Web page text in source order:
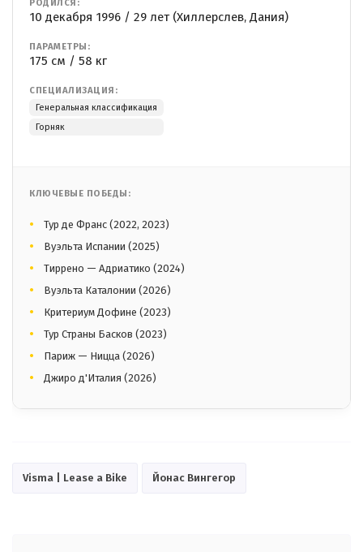
РОДИЛСЯ:
10 декабря 1996 / 29 лет (Хиллерслев, Дания)
ПАРАМЕТРЫ:
175 см / 58 кг
СПЕЦИАЛИЗАЦИЯ:
Генеральная классификация
Горняк
КЛЮЧЕВЫЕ ПОБЕДЫ:
Тур де Франс (2022, 2023)
Вуэльта Испании (2025)
Тиррено — Адриатико (2024)
Вуэльта Каталонии (2026)
Критериум Дофине (2023)
Тур Страны Басков (2023)
Париж — Ницца (2026)
Джиро д'Италия (2026)
Visma | Lease a Bike Йонас Вингегор